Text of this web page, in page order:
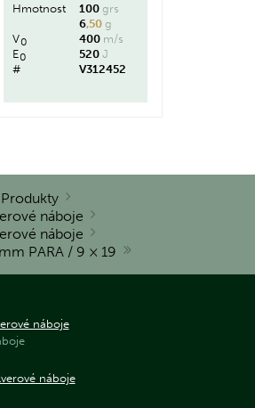
Hmotnost 100 grs
6,50 g
V0 400 m/s
E0 520 J
#
V312452
Produkty
náboje
náboje
PARA / 9 × 19
náboje
náboje